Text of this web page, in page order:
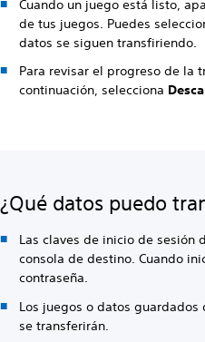
Cuando un juego está listo,
de tus juegos. Puedes
datos se siguen transfiriendo.
Para revisar el progreso de la
continuación, selecciona
¿Qué datos puedo
Las claves de inicio de sesión
consola de destino. Cuando
contraseña.
Los juegos o datos
se transferirán.